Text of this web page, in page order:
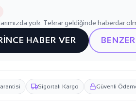
yok. Tekrar geldiğinde haberdar
HABER VER
Sigortalı Kargo Güvenli